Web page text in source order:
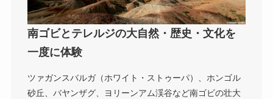
南ゴビとテレルジの大自然・歴史・文化を
一度に体験
ツァガンスバルガ（ホワイト・ストゥーパ）、ホンゴル
砂丘、バヤンザグ、ヨリーンアム渓谷など南ゴビの壮大